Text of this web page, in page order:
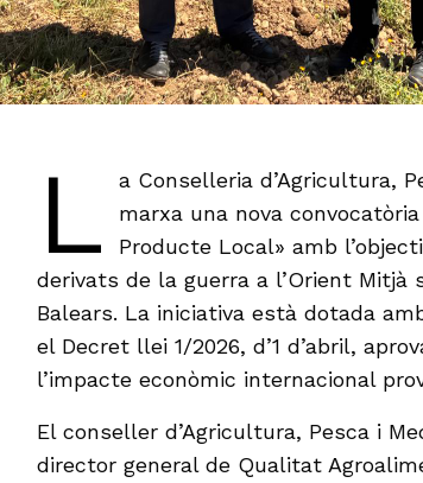
L
a Conselleria d’Agricultura,
marxa una nova
Producte Local» amb
derivats de la guerra a l’Orient
Balears. La iniciativa està dotada
el Decret llei 1/2026, d’1 d’abril,
l’impacte econòmic internacional
El conseller d’Agricultura, Pesca i
director general de Qualitat